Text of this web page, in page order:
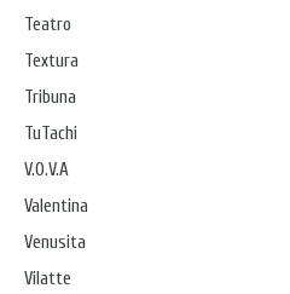
Teatro
Textura
Tribuna
TuTachi
V.O.V.A
Valentina
Venusita
Vilatte